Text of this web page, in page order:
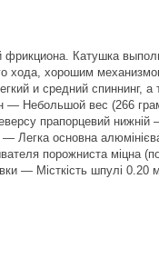
Катушка
хода, хорошим
и средний спиннинг,
— Небольшой вес (266
прапорцевий
— Легка основна
порожниста міцна
— Місткість шпулі